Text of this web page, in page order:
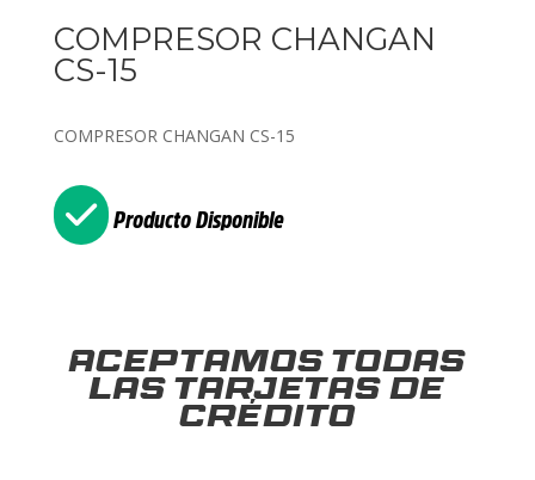
COMPRESOR CHANGAN
CS-15
COMPRESOR CHANGAN CS-15
Producto Disponible
Aceptamos todas
las tarjetas de
crédito